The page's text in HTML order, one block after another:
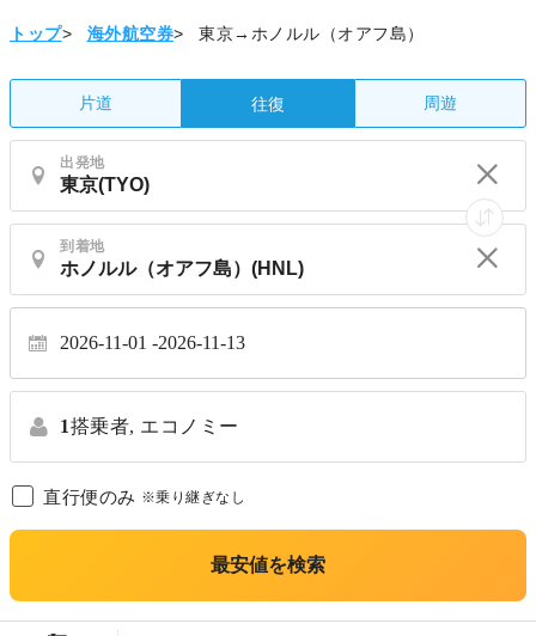
トップ> 海外航空券> 東京→ホノルル（オアフ島）
片道 往復 周遊
出発地
到着地
2026-11-01 2026-11-13
1搭乗者, エコノミー
直行便のみ ※乗り継ぎなし
最安値を検索